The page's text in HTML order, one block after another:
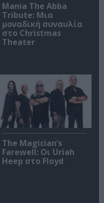
Mania The Abba
Tribute: Μια
μοναδική συναυλία
στο Christmas
Theater
The Magician’s
Farewell: Οι Uriah
Heep στο Floyd